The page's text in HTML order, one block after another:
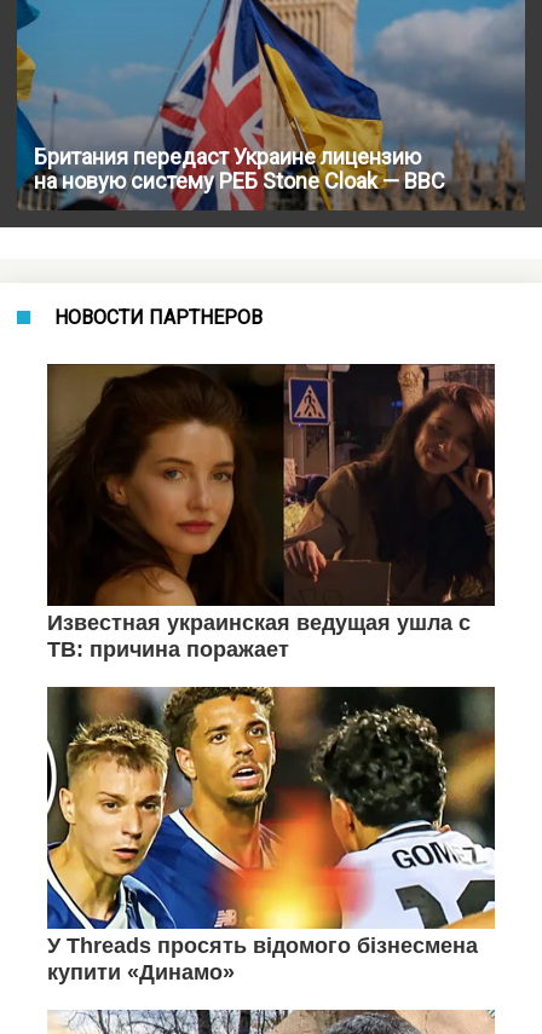
Британия передаст Украине лицензию
на новую систему РЕБ Stone Cloak — BBC
НОВОСТИ ПАРТНЕРОВ